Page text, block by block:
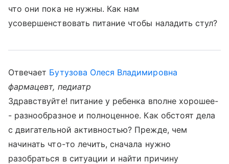
что они пока не нужны. Как нам
усовершенствовать питание чтобы наладить стул?
Отвечает Бутузова Олеся Владимировна
фармацевт, педиатр
Здравствуйте! питание у ребенка вполне хорошее-
- разнообразное и полноценное. Как обстоят дела
с двигательной активностью? Прежде, чем
начинать что-то лечить, сначала нужно
разобраться в ситуации и найти причину